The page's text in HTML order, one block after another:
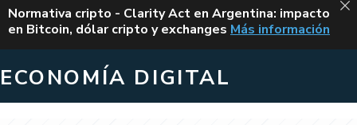
ALERTA
Normativa cripto - Clarity Act en Argentina: impacto
en Bitcoin, dólar cripto y exchanges CLARITY ACT EN
Más información
ECONOMÍA DIGITAL